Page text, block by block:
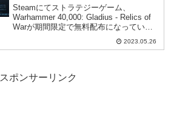
Steamにてストラテジーゲーム、
Warhammer 40,000: Gladius - Relics of
Warが期間限定で無料配布になっていま
2023.05.26
スポンサーリンク